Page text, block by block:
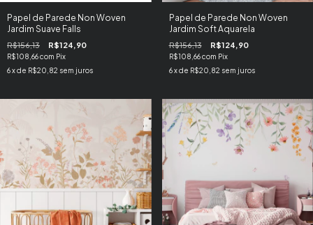
Papel de Parede Non Woven
Jardim Suave Falls
R$156,13 R$124,90
R$108,66com Pix
6x de R$20,82 sem juros
Papel de Parede Non Woven
Jardim Soft Aquarela
R$156,13 R$124,90
R$108,66com Pix
6 x de R$20,82 sem juros